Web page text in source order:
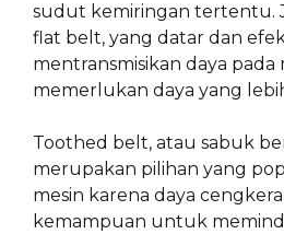
sudut kemiringan tertentu.
flat belt, yang datar dan
mentransmisikan daya pada
memerlukan daya yang
Toothed belt, atau sabuk
merupakan pilihan yang
mesin karena daya
kemampuan untuk